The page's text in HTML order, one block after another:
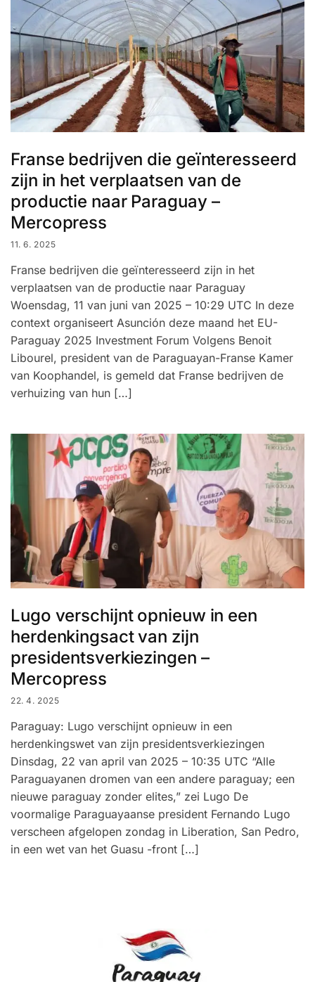
Franse bedrijven die geïnteresseerd
zijn in het verplaatsen van de
productie naar Paraguay –
Mercopress
11. 6. 2025
Franse bedrijven die geïnteresseerd zijn in het
verplaatsen van de productie naar Paraguay
Woensdag, 11 van juni van 2025 – 10:29 UTC In deze
context organiseert Asunción deze maand het EU-
Paraguay 2025 Investment Forum Volgens Benoit
Libourel, president van de Paraguayan-Franse Kamer
van Koophandel, is gemeld dat Franse bedrijven de
verhuizing van hun […]
Lugo verschijnt opnieuw in een
herdenkingsact van zijn
presidentsverkiezingen –
Mercopress
22. 4. 2025
Paraguay: Lugo verschijnt opnieuw in een
herdenkingswet van zijn presidentsverkiezingen
Dinsdag, 22 van april van 2025 – 10:35 UTC “Alle
Paraguayanen dromen van een andere paraguay; een
nieuwe paraguay zonder elites,” zei Lugo De
voormalige Paraguayaanse president Fernando Lugo
verscheen afgelopen zondag in Liberation, San Pedro,
in een wet van het Guasu -front […]